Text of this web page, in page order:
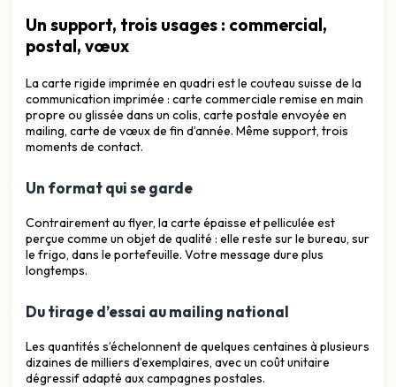
Un support, trois usages : commercial,
postal, vœux
La carte rigide imprimée en quadri est le couteau suisse de la
communication imprimée : carte commerciale remise en main
propre ou glissée dans un colis, carte postale envoyée en
mailing, carte de vœux de fin d’année. Même support, trois
moments de contact.
Un format qui se garde
Contrairement au flyer, la carte épaisse et pelliculée est
perçue comme un objet de qualité : elle reste sur le bureau, sur
le frigo, dans le portefeuille. Votre message dure plus
longtemps.
Du tirage d’essai au mailing national
Les quantités s’échelonnent de quelques centaines à plusieurs
dizaines de milliers d’exemplaires, avec un coût unitaire
dégressif adapté aux campagnes postales.